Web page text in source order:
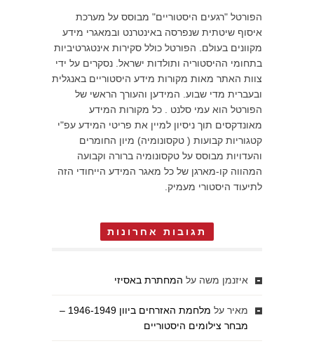
הפורטל "רגעים היסטוריים" מבוסס על מערכת
איסוף שיטתית שנפרסה באינטרנט ובמאגרי מידע
מקוונים בעולם. הפורטל כולל סקירות אינטגרטיביות
בתחומי ההיסטוריה ותולדות ישראל. נסקרים על ידי
צוות האתר מאות מקורות מידע היסטוריים באנגלית
ובעברית מדי שבוע. המידען והעורך הראשי של
הפורטל הוא עמי סלנט . כל מקורות המידע
מאונדקסים תוך ניסיון למיין את פריטי המידע עפ"י
קטגוריות קבועות ( טקסונומיה) מיון החומרים
והעדויות מבוסס על טקסונומיה ברורה וקבועה
המהווה קו-מארגן של כל מאגר המידע הייחודי הזה
לתיעוד היסטורי מעמיק.
תגובות אחרונות
איזנמן משה על המחתרת באסיזי
מאיר על
מלחמת האזרחים ביוון 1946-1949 –
מבחר צילומים היסטוריים